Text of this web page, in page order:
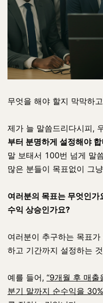
무엇을 해야 할지 막막하
제가 늘 말씀드리다시피,
부터 분명하게 설정해야
말 보태서 100번 넘게 말
많은 분들이 목표없이 그
여러분의 목표는 무엇인
수익 상승인가요?
여러분이 추구하는 목표
하고 기간까지 설정하는
예를 들어, “9개월 후 매출
분기 말까지 순수익을